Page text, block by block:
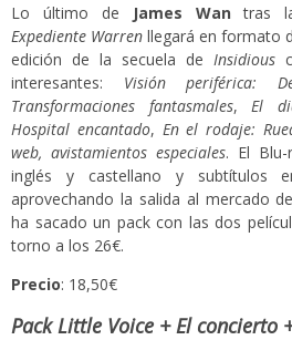
Lo último de
James Wan tras
Expediente Warren llegará en formato
edición de la secuela de Insidious
interesantes: Visión periférica:
Transformaciones fantasmales,El
Hospital encantado, En el rodaje:
web, avistamientos especiales. El
inglés y castellano y subtítulos
aprovechando la salida al mercado
ha sacado un pack con las dos
torno a los 26€.
Precio: 18,50€
Pack Little Voice + El concierto